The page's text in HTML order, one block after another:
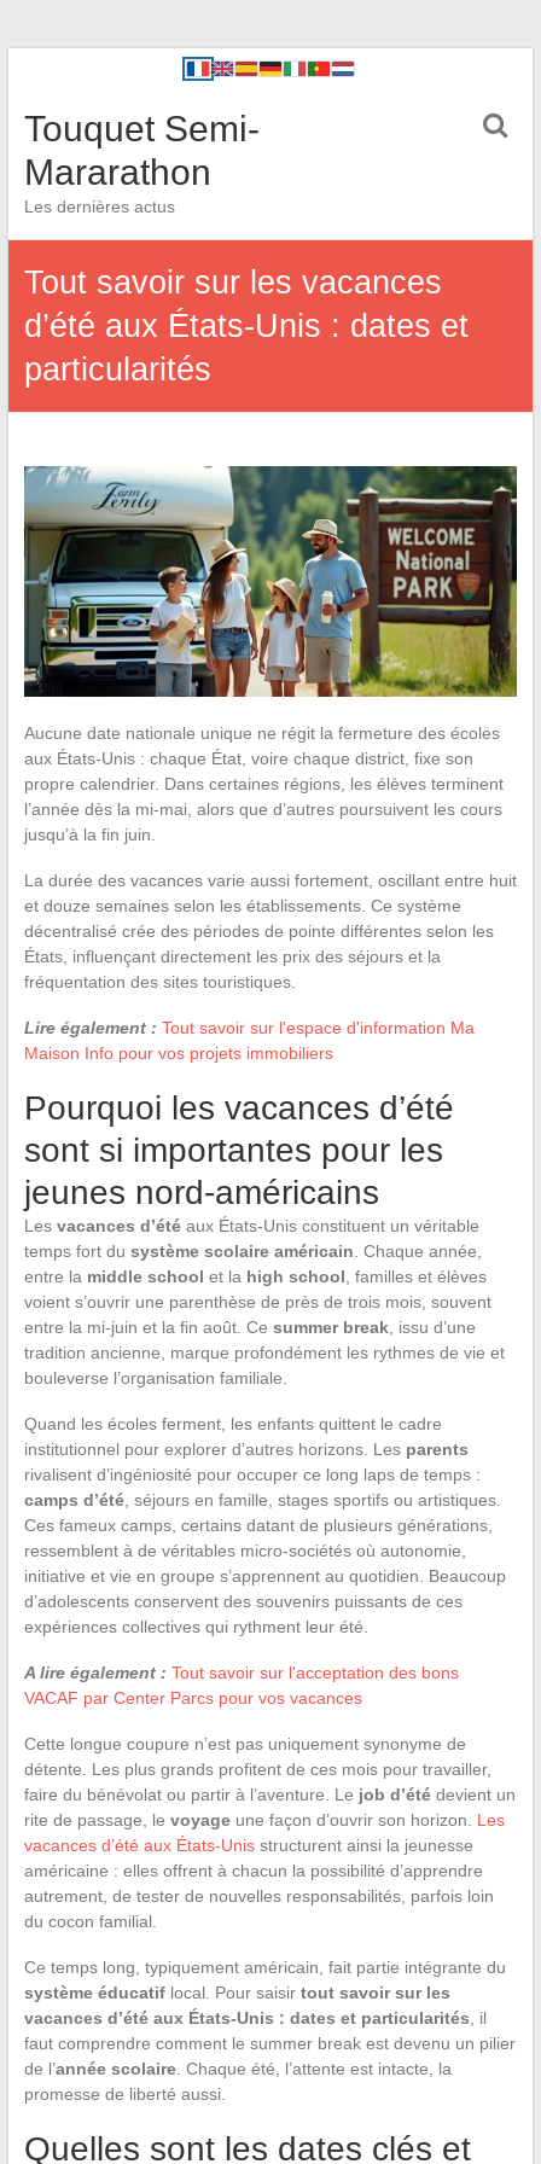
Touquet Semi-
Mararathon
Les dernières actus
Tout savoir sur les vacances
d’été aux États-Unis : dates et
particularités
Aucune date nationale unique ne régit la fermeture des écoles
aux États-Unis : chaque État, voire chaque district, fixe son
propre calendrier. Dans certaines régions, les élèves terminent
l’année dès la mi-mai, alors que d’autres poursuivent les cours
jusqu’à la fin juin.
La durée des vacances varie aussi fortement, oscillant entre huit
et douze semaines selon les établissements. Ce système
décentralisé crée des périodes de pointe différentes selon les
États, influençant directement les prix des séjours et la
fréquentation des sites touristiques.
Lire également : Tout savoir sur l'espace d'information Ma
Maison Info pour vos projets immobiliers
Pourquoi les vacances d’été
sont si importantes pour les
jeunes nord-américains
Les vacances d’étéaux États-Unis constituent un véritable
temps fort du système scolaire américain . Chaque année,
entre la middle school et la high school , familles et élèves
voient s’ouvrir une parenthèse de près de trois mois, souvent
entre la mi-juin et la fin août. Ce summer break, issu d’une
tradition ancienne, marque profondément les rythmes de vie et
bouleverse l’organisation familiale.
Quand les écoles ferment, les enfants quittent le cadre
institutionnel pour explorer d’autres horizons. Les parents
rivalisent d’ingéniosité pour occuper ce long laps de temps :
camps d’été, séjours en famille, stages sportifs ou artistiques.
Ces fameux camps, certains datant de plusieurs générations,
ressemblent à de véritables micro-sociétés où autonomie,
initiative et vie en groupe s’apprennent au quotidien. Beaucoup
d’adolescents conservent des souvenirs puissants de ces
expériences collectives qui rythment leur été.
A lire également : Tout savoir sur l'acceptation des bons
VACAF par Center Parcs pour vos vacances
Cette longue coupure n’est pas uniquement synonyme de
détente. Les plus grands profitent de ces mois pour travailler,
faire du bénévolat ou partir à l’aventure. Le job d’étédevient un
rite de passage, le voyageune façon d’ouvrir son horizon. Les
vacances d’été aux États-Unisstructurent ainsi la jeunesse
américaine : elles offrent à chacun la possibilité d’apprendre
autrement, de tester de nouvelles responsabilités, parfois loin
du cocon familial.
Ce temps long, typiquement américain, fait partie intégrante du
système éducatiflocal. Pour saisir tout savoir sur les
vacances d’été aux États-Unis : dates et particularités , il
faut comprendre comment le summer break est devenu un pilier
de l’année scolaire. Chaque été, l’attente est intacte, la
promesse de liberté aussi.
Quelles sont les dates clés et